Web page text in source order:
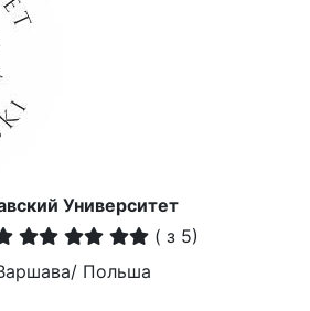
Университет
( з 5)
Польша